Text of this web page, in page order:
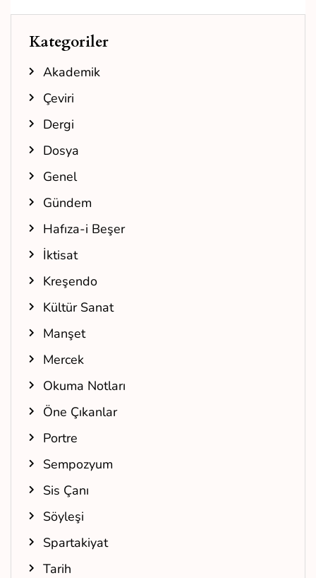
Kategoriler
Akademik
Çeviri
Dergi
Dosya
Genel
Gündem
Hafıza-i Beşer
İktisat
Kreşendo
Kültür Sanat
Manşet
Mercek
Okuma Notları
Öne Çıkanlar
Portre
Sempozyum
Sis Çanı
Söyleşi
Spartakiyat
Tarih